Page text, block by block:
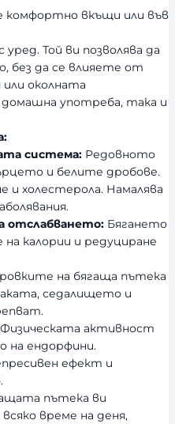
комфортно вкъщи или във
Той ви позволява да
без да се влияете от
околната
употреба, така и
система: Редовното
и белите дробове.
и холестерола. Намалява
отслабването: Бягането
на калории и редуциране
на бягаща пътека
седалището и
Физическата активност
на ендорфини.
ефект и
пътека ви
време на деня,